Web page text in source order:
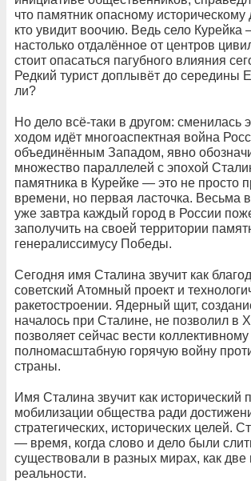
что памятник опасному
кто увидит воочию. Ведь село Курейка
настолько отдалённое от центров
стоит опасаться пагубного влияния
Редкий турист доплывёт до середины
ли?
Но дело всё-таки в другом: сменилась
ходом идёт многоаспектная война
объединённым Западом, явно
множество параллелей с эпохой
памятника в Курейке — это не просто
времени, но первая ласточка. Весьма
уже завтра каждый город в России
заполучить на своей территории
генералиссимусу Победы.
Сегодня имя Сталина звучит как
советский Атомный проект и
ракетостроении. Ядерный щит,
началось при Сталине, не позволил в
позволяет сейчас вести
полномасштабную горячую войну
страны.
Имя Сталина звучит как исторический
мобилизации общества ради
стратегических, исторических целей.
— время, когда слово и дело были
существовали в разных мирах, как
реальности.